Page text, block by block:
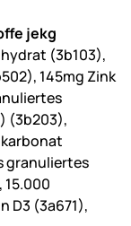
jekg
(3b103),
145mg Zink
(3b203),
granuliertes
D3 (3a671),